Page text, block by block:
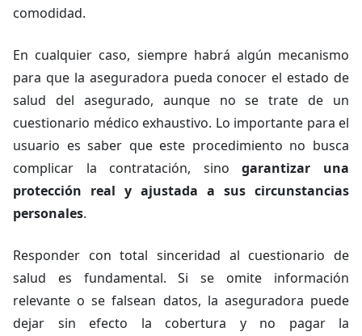
comodidad.
En cualquier caso, siempre habrá algún mecanismo
para que la aseguradora pueda conocer el estado de
salud del asegurado, aunque no se trate de un
cuestionario médico exhaustivo. Lo importante para el
usuario es saber que este procedimiento no busca
complicar la contratación, sinogarantizar una
protección real y ajustada a sus circunstancias
personales.
Responder con total sinceridad al cuestionario de
salud es fundamental. Si se omite información
relevante o se falsean datos, la aseguradora puede
dejar sin efecto la cobertura y no pagar la